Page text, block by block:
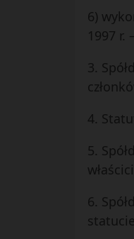
6)
1997 r.
3.
4.
5.
6.